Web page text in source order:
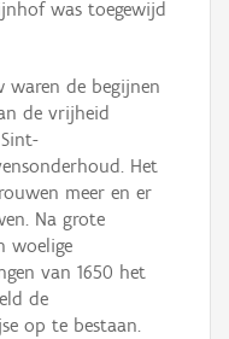
was toegewijd
waren de begijnen
de vrijheid
Het
meer en er
Na grote
woelige
van 1650 het
de
op te bestaan.